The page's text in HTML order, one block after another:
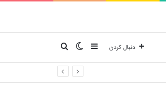
دنبال کردن نوارکناریتغییر پوسته
جستجو برای